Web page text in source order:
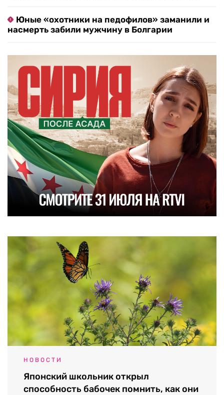
Юные «охотники на педофилов» заманили и
насмерть забили мужчину в Болгарии
НОВОСТИ
Японский школьник открыл
способность бабочек помнить, как они